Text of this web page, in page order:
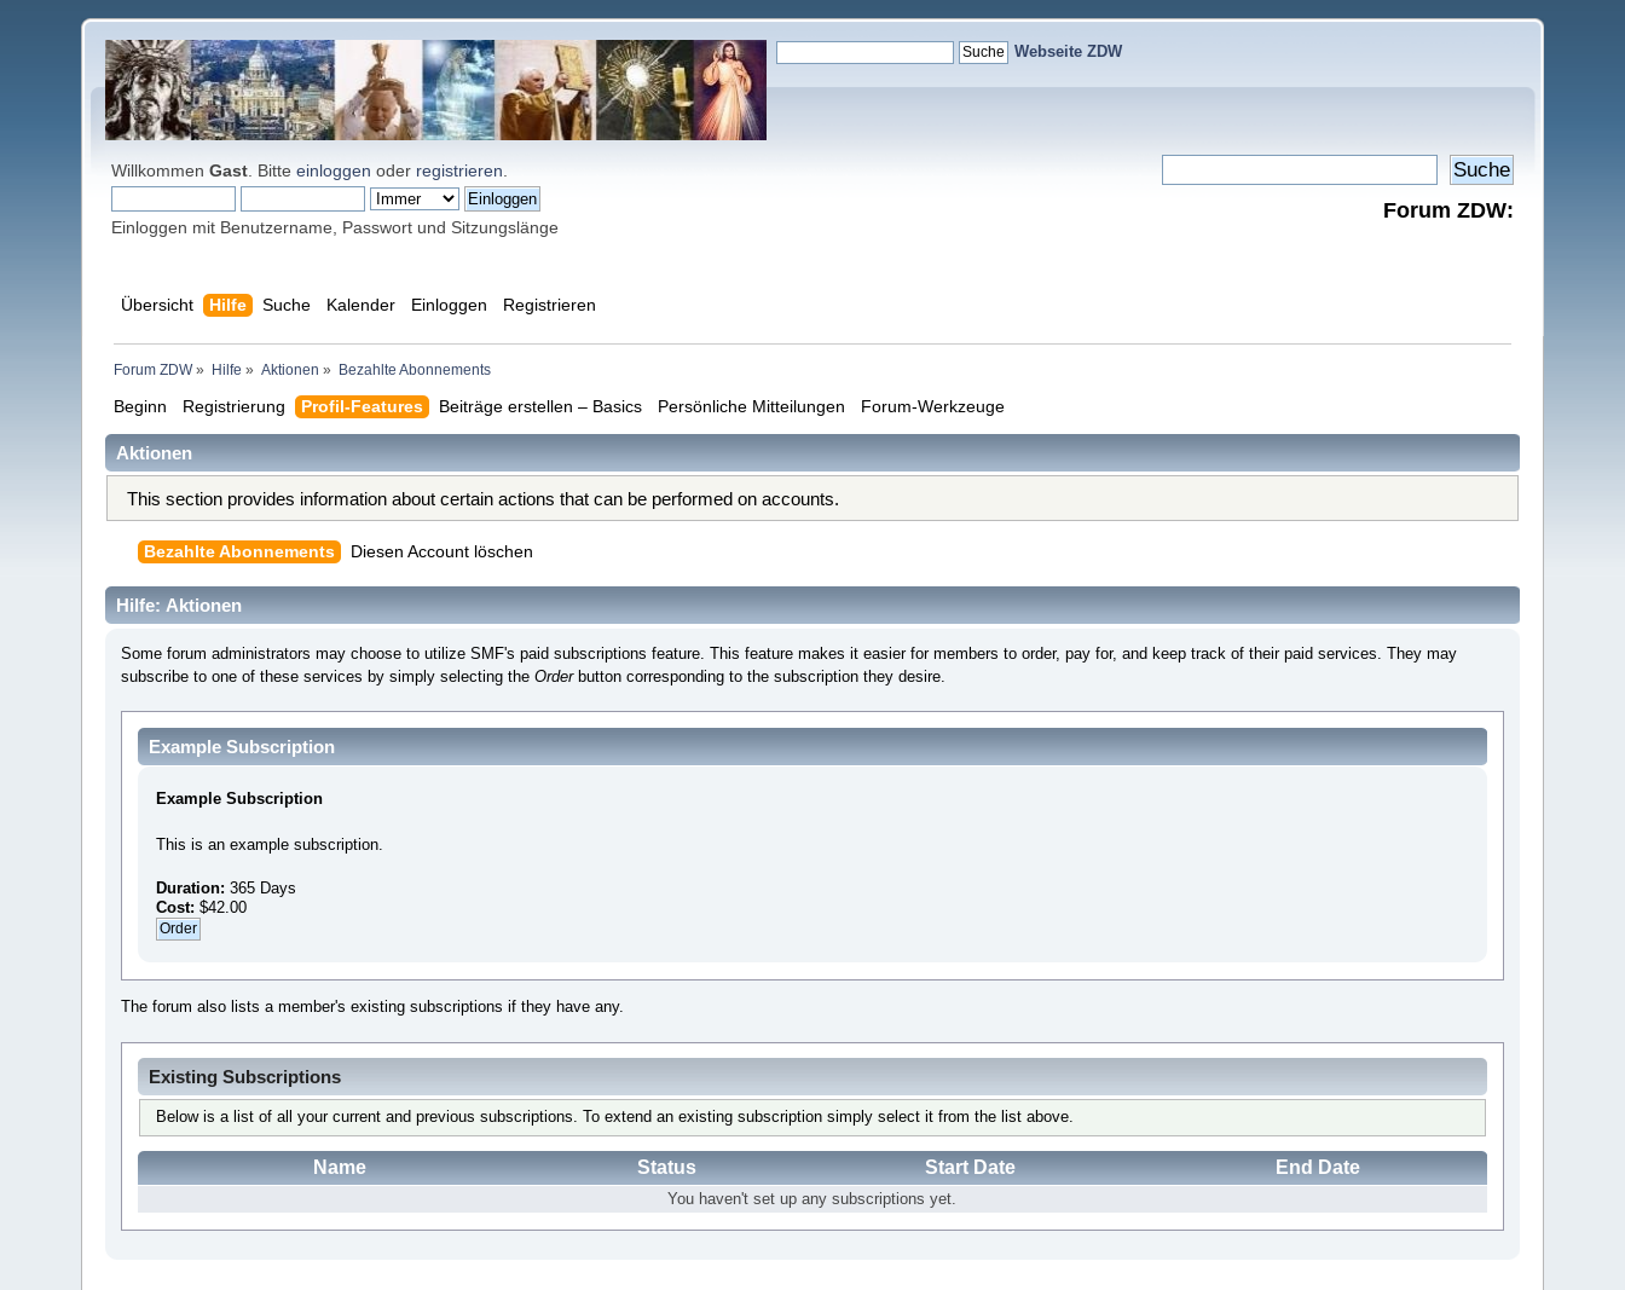
Webseite ZDW
WillkommenGast . Bitteeinloggen oder registrieren
Einloggen mit Benutzername, Passwort und Sitzungslänge
Forum ZDW:
Übersicht Hilfe Suche Kalender Einloggen Registrieren
Forum ZDW» Hilfe » Aktionen » Bezahlte Abonnements
Beginn Registrierung Profil-Features Beiträge erstellen – Basics Persönliche Mitteilungen Forum-Werkzeuge
Aktionen
This section provides information about certain actions that can be performed on accounts.
Bezahlte Abonnements Diesen Account löschen
Hilfe: Aktionen
Some forum administrators may choose to utilize SMF's paid subscriptions feature. This feature makes it easier for members to order, pay for, and keep track of their paid services. They may
subscribe to one of these services by simply selecting the Orderbutton corresponding to the subscription they desire.
Example Subscription
Example Subscription
This is an example subscription.
Duration: 365 Days
Cost: $42.00
The forum also lists a member's existing subscriptions if they have any.
Existing Subscriptions
Below is a list of all your current and previous subscriptions. To extend an existing subscription simply select it from the list above.
Name Status Start Date End Date
You haven't set up any subscriptions yet.